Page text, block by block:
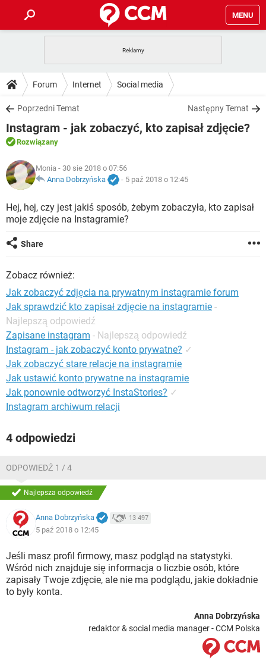
MENU
GRY WHATSAPP
SPOTIFY
INSTAGRAM FACEBOOK
WINDOWS 10
PORADY
PlayStation
SPOTIFY
INSTAGRAM
WINDOWS 10
DO POBRANIA
ANDROID TIKTOK
GRY
IOS
INSTAGRAM
WINDOWS 10
FORUM
COVID-19
GRY WHATSAPP
INSTAGRAM
WINDOWS 10
ARTYKUŁY
COVID-19
GRY WHATSAPP
INSTAGRAM
WINDOWS 10
Forum Internet Social media
Poprzedni Temat Następny Temat
Instagram - jak zobaczyć, kto zapisał zdjęcie?
Rozwiązany
Monia - 30 sie 2018 o 07:56
Anna Dobrzyńska
- 5 paź 2018 o 12:45
Hej, hej, czy jest jakiś sposób, żebym zobaczyła, kto zapisał
moje zdjęcie na Instagramie?
Share
Zobacz również:
Jak zobaczyć zdjęcia na prywatnym instagramie forum
Jak sprawdzić kto zapisał zdjęcie na instagramie -
Najlepszą odpowiedź
Zapisane instagram - Najlepszą odpowiedź
Instagram - jak zobaczyć konto prywatne? ✓
Jak zobaczyć stare relacje na instagramie
Jak ustawić konto prywatne na instagramie
Jak ponownie odtworzyć InstaStories? ✓
Instagram archiwum relacji
4 odpowiedzi
ODPOWIEDŹ 1 / 4
Najlepsza odpowiedź
Anna Dobrzyńska 13 497
5 paź 2018 o 12:45
Jeśli masz profil firmowy, masz podgląd na statystyki.
Wśród nich znajduje się informacja o liczbie osób, które
zapisały Twoje zdjęcie, ale nie ma podglądu, jakie dokładnie
to były konta.
Anna Dobrzyńska
redaktor & social media manager - CCM Polska